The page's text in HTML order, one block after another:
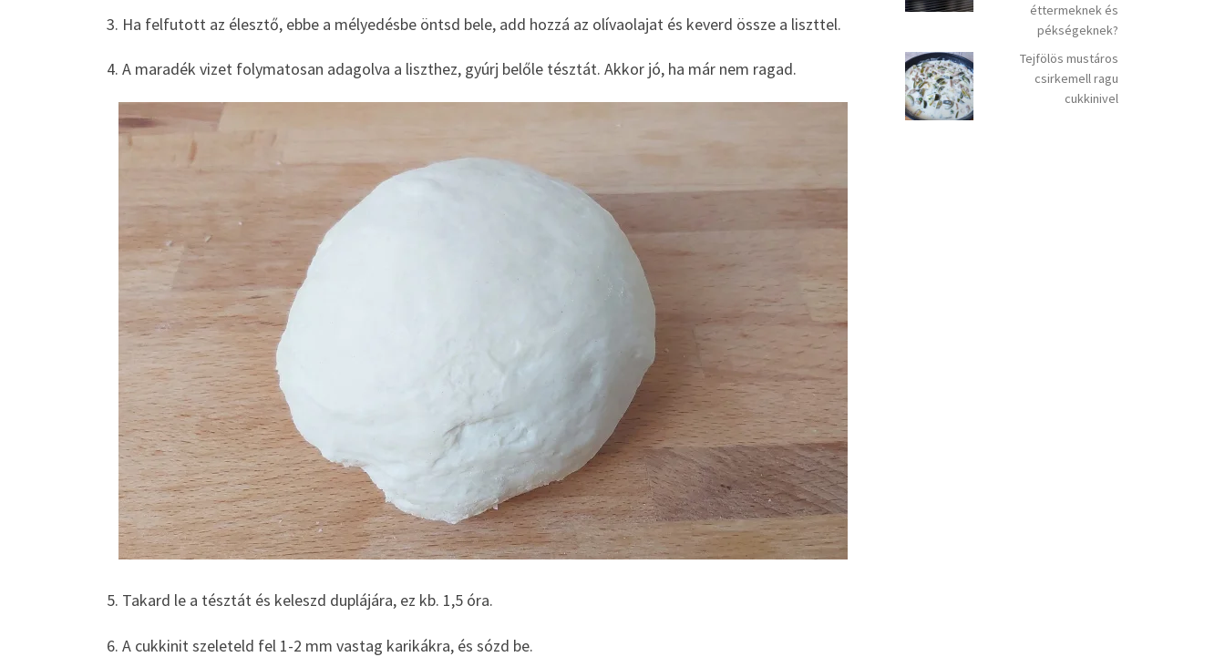
3. Ha felfutott az élesztő, ebbe a mélyedésbe öntsd bele, add hozzá az olívaolajat és keverd össze a liszttel.
4. A maradék vizet folymatosan adagolva a liszthez, gyúrj belőle tésztát. Akkor jó, ha már nem ragad.
5. Takard le a tésztát és keleszd duplájára, ez kb. 1,5 óra.
6. A cukkinit szeleteld fel 1-2 mm vastag karikákra, és sózd be.
éttermeknek és
pékségeknek?
Tejfölös mustáros
csirkemell ragu
cukkinivel